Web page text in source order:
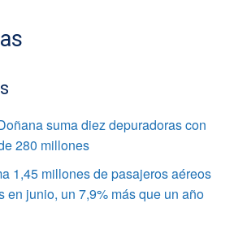
suma diez depuradoras con
280 millones
1,45 millones de pasajeros aéreos
en junio, un 7,9% más que un año